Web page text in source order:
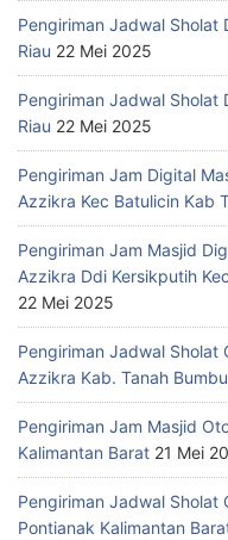
Pengiriman Jadwal Sholat
Riau 22 Mei 2025
Pengiriman Jadwal Sholat
Riau 22 Mei 2025
Pengiriman Jam Digital
Azzikra Kec Batulicin Kab
Pengiriman Jam Masjid
Azzikra Ddi Kersikputih
22 Mei 2025
Pengiriman Jadwal Sholat
Azzikra Kab. Tanah
Pengiriman Jam Masjid
Kalimantan Barat 21 Mei
Pengiriman Jadwal Sholat
Pontianak Kalimantan